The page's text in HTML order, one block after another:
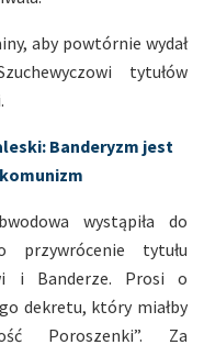
aby powtórnie wydał
tytułów
Banderyzm jest
wystąpiła do
przywrócenie tytułu
i Banderze. Prosi o
dekretu, który miałby
Poroszenki”. Za